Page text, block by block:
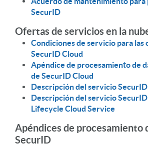
SecurID
Ofertas de servicios en la
Condiciones de servicio para las
SecurID Cloud
Apéndice de procesamiento de
de SecurID Cloud
Descripción del servicio
Descripción del servicio
Lifecycle Cloud Service
Apéndices de procesamiento
SecurID